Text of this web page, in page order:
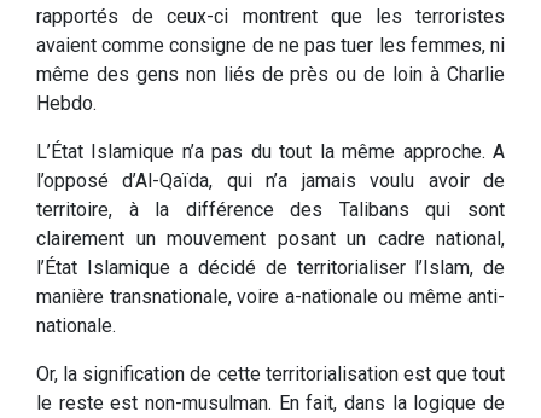
rapportés de ceux-ci montrent que les terroristes
avaient comme consigne de ne pas tuer les femmes, ni
même des gens non liés de près ou de loin à Charlie
Hebdo.
L’État Islamique n’a pas du tout la même approche. A
l’opposé d’Al-Qaïda, qui n’a jamais voulu avoir de
territoire, à la différence des Talibans qui sont
clairement un mouvement posant un cadre national,
l’État Islamique a décidé de territorialiser l’Islam, de
manière transnationale, voire a-nationale ou même anti-
nationale.
Or, la signification de cette territorialisation est que tout
le reste est non-musulman. En fait, dans la logique de